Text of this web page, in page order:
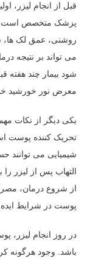
قبل از انجام لیزر،
پزشک متخصص است.
روشنی، عمق لک ها،
می تواند بر نتیجه
شود بیمار چند هفته
معرض نور خورشید
یکی دیگر از نکات
تحریک کننده پوست
شیمیایی می توانند
التهاب پس از لیزر
از شروع درمان،
پوست در شرایط ایده
در روز انجام لیزر،
باشد. وجود هرگونه